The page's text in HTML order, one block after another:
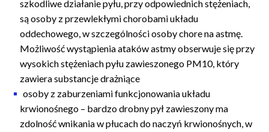
szkodliwe działanie pyłu, przy odpowiednich stężeniach,
są osoby z przewlekłymi chorobami układu
oddechowego, w szczególności osoby chore na astmę.
Możliwość wystąpienia ataków astmy obserwuje się przy
wysokich stężeniach pyłu zawieszonego PM10, który
zawiera substancje drażniące
osoby z zaburzeniami funkcjonowania układu
krwionośnego – bardzo drobny pył zawieszony ma
zdolność wnikania w płucach do naczyń krwionośnych, w